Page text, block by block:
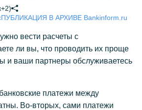
ПУБЛИКАЦИЯ В АРХИВЕ Bankinform.ru
вести расчеты с
ли вы, что проводить их проще
и ваши партнеры обслуживаетесь
платежи между
Во-вторых, сами платежи